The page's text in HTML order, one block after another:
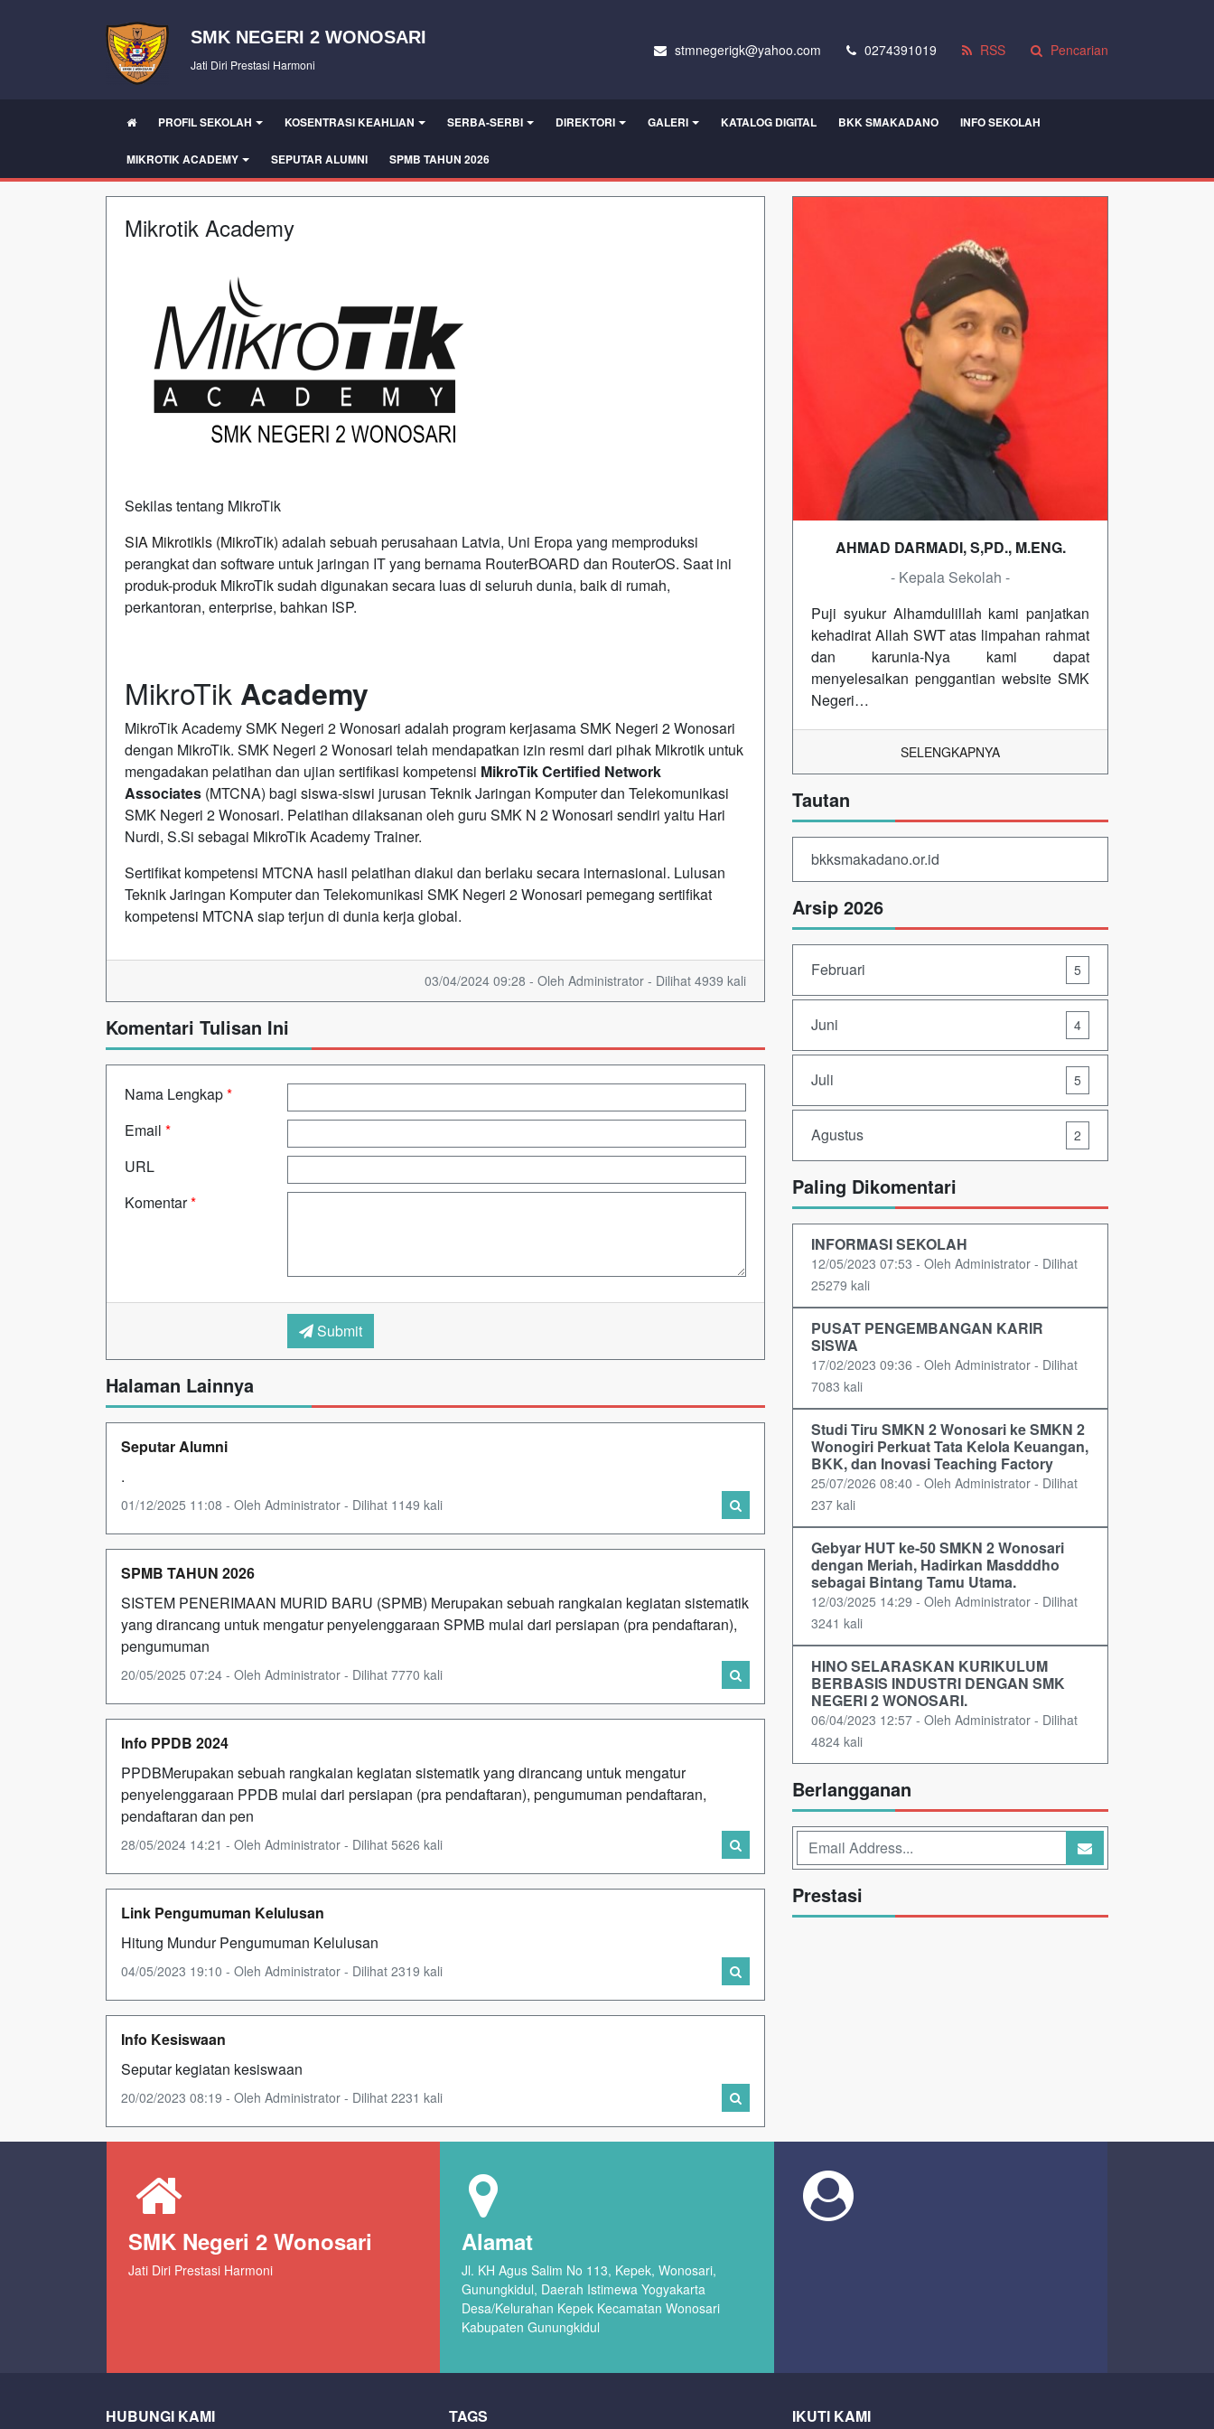
SMK NEGERI 2 WONOSARI
Jati Diri Prestasi Harmoni
stmnegerigk@yahoo.com 0274391019 RSS Pencarian
PROFIL SEKOLAH KOSENTRASI KEAHLIAN SERBA-SERBI DIREKTORI GALERI KATALOG DIGITAL BKK SMAKADANO INFO SEKOLAH
MIKROTIK ACADEMY SEPUTAR ALUMNI SPMB TAHUN 2026
Mikrotik Academy
Sekilas tentang MikroTik
SIA Mikrotikls (MikroTik) adalah sebuah perusahaan Latvia, Uni Eropa yang memproduksi
perangkat dan software untuk jaringan IT yang bernama RouterBOARD dan RouterOS. Saat ini
produk-produk MikroTik sudah digunakan secara luas di seluruh dunia, baik di rumah,
perkantoran, enterprise, bahkan ISP.
MikroTik Academy
MikroTik Academy SMK Negeri 2 Wonosari adalah program kerjasama SMK Negeri 2 Wonosari
dengan MikroTik. SMK Negeri 2 Wonosari telah mendapatkan izin resmi dari pihak Mikrotik untuk
mengadakan pelatihan dan ujian sertifikasi kompetensi MikroTik Certified Network
Associates (MTCNA) bagi siswa-siswi jurusan Teknik Jaringan Komputer dan Telekomunikasi
SMK Negeri 2 Wonosari. Pelatihan dilaksanan oleh guru SMK N 2 Wonosari sendiri yaitu Hari
Nurdi, S.Si sebagai MikroTik Academy Trainer.
Sertifikat kompetensi MTCNA hasil pelatihan diakui dan berlaku secara internasional. Lulusan
Teknik Jaringan Komputer dan Telekomunikasi SMK Negeri 2 Wonosari pemegang sertifikat
kompetensi MTCNA siap terjun di dunia kerja global.
03/04/2024 09:28 - Oleh Administrator - Dilihat 4939 kali
Komentari Tulisan Ini
Nama Lengkap*
Email *
URL
Komentar*
Submit
Halaman Lainnya
Seputar Alumni
.
01/12/2025 11:08 - Oleh Administrator - Dilihat 1149 kali
SPMB TAHUN 2026
SISTEM PENERIMAAN MURID BARU (SPMB) Merupakan sebuah rangkaian kegiatan sistematik
yang dirancang untuk mengatur penyelenggaraan SPMB mulai dari persiapan (pra pendaftaran),
pengumuman
20/05/2025 07:24 - Oleh Administrator - Dilihat 7770 kali
Info PPDB 2024
PPDBMerupakan sebuah rangkaian kegiatan sistematik yang dirancang untuk mengatur
penyelenggaraan PPDB mulai dari persiapan (pra pendaftaran), pengumuman pendaftaran,
pendaftaran dan pen
28/05/2024 14:21 - Oleh Administrator - Dilihat 5626 kali
Link Pengumuman Kelulusan
Hitung Mundur Pengumuman Kelulusan
04/05/2023 19:10 - Oleh Administrator - Dilihat 2319 kali
Info Kesiswaan
Seputar kegiatan kesiswaan
20/02/2023 08:19 - Oleh Administrator - Dilihat 2231 kali
AHMAD DARMADI, S,PD., M.ENG.
- Kepala Sekolah -
Puji syukur Alhamdulillah kami panjatkan
kehadirat Allah SWT atas limpahan rahmat
dan karunia-Nya kami dapat
menyelesaikan penggantian website SMK
Negeri…
SELENGKAPNYA
Tautan
bkksmakadano.or.id
Arsip 2026
Februari 5
Juni 4
Juli 5
Agustus 2
Paling Dikomentari
INFORMASI SEKOLAH
12/05/2023 07:53 - Oleh Administrator - Dilihat
25279 kali
PUSAT PENGEMBANGAN KARIR
SISWA
17/02/2023 09:36 - Oleh Administrator - Dilihat
7083 kali
Studi Tiru SMKN 2 Wonosari ke SMKN 2
Wonogiri Perkuat Tata Kelola Keuangan,
BKK, dan Inovasi Teaching Factory
25/07/2026 08:40 - Oleh Administrator - Dilihat
237 kali
Gebyar HUT ke-50 SMKN 2 Wonosari
dengan Meriah, Hadirkan Masdddho
sebagai Bintang Tamu Utama.
12/03/2025 14:29 - Oleh Administrator - Dilihat
3241 kali
HINO SELARASKAN KURIKULUM
BERBASIS INDUSTRI DENGAN SMK
NEGERI 2 WONOSARI.
06/04/2023 12:57 - Oleh Administrator - Dilihat
4824 kali
Berlangganan
Prestasi
SMK Negeri 2 Wonosari
Jati Diri Prestasi Harmoni
Alamat
Jl. KH Agus Salim No 113, Kepek, Wonosari,
Gunungkidul, Daerah Istimewa Yogyakarta
Desa/Kelurahan Kepek Kecamatan Wonosari
Kabupaten Gunungkidul
HUBUNGI KAMI TAGS IKUTI KAMI